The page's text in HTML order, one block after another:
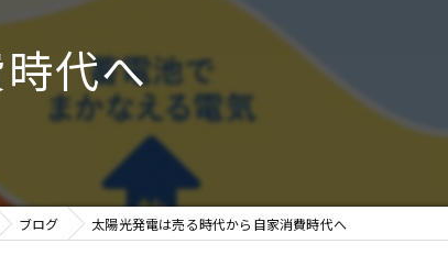
健康住宅
木の家
家づくり
代へ
ブログ 太陽光発電は売る時代から自家消費時代へ